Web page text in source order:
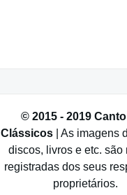
© 2015 - 2019
Clássicos | As imagens
discos, livros e etc. são
registradas dos seus
proprietários.